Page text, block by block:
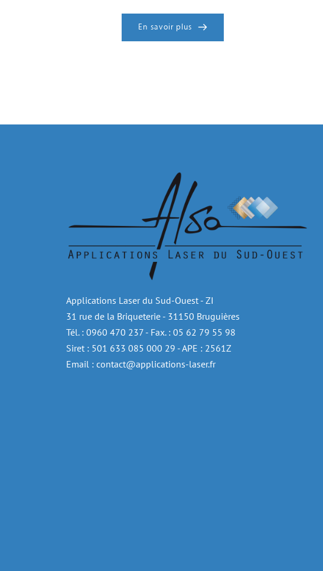
En savoir plus
Applications Laser du Sud-Ouest - ZI
31 rue de la Briqueterie - 31150 Bruguières
Tél. : 0960 470 237 - Fax. : 05 62 79 55 98
Siret : 501 633 085 000 29 - APE : 2561Z
Email : contact@applications-laser.fr